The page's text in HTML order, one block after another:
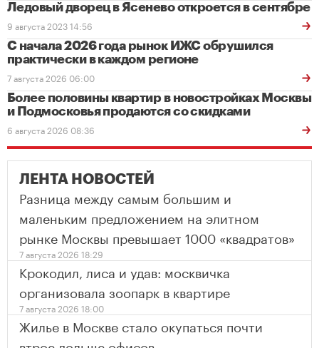
Ледовый дворец в Ясенево откроется в сентябре
9 августа 2023 14:56
С начала 2026 года рынок ИЖС обрушился
практически в каждом регионе
7 августа 2026 06:00
Более половины квартир в новостройках Москвы
и Подмосковья продаются со скидками
6 августа 2026 08:36
ЛЕНТА НОВОСТЕЙ
Разница между самым большим и
маленьким предложением на элитном
рынке Москвы превышает 1000 «квадратов»
7 августа 2026 18:29
Крокодил, лиса и удав: москвичка
организовала зоопарк в квартире
7 августа 2026 18:00
Жилье в Москве стало окупаться почти